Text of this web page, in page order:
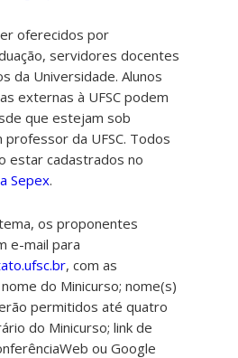
oferecidos por
servidores docentes
da Universidade. Alunos
externas à UFSC podem
que estejam sob
da UFSC. Todos
estar cadastrados no
Sepex.
os proponentes
e-mail para
, com as
nome do Minicurso; nome(s)
permitidos até quatro
do Minicurso; link de
ou Google